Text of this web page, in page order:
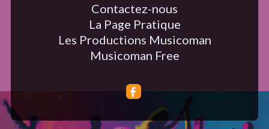
Contactez-nous
La Page Pratique
Les Productions Musicoman
Musicoman Free